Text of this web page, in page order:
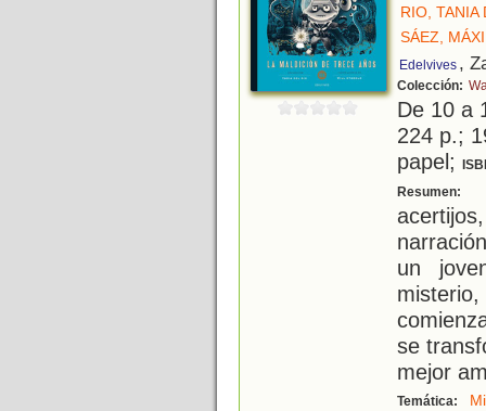
RIO, TANIA
SÁEZ,
Edelvives ,
Colección:
De 10 a
224 p.;
papel;
Resumen:
un
se
mejor
Temática: